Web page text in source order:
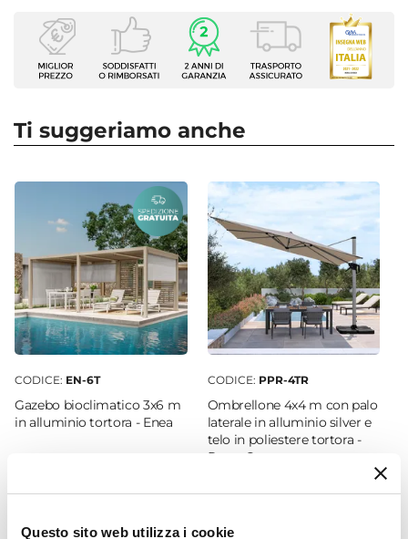
Questo sito web utilizza i cookie
momenti di inutilizzo, evitando l’esposizione a
pioggia, raggi solari e intemperie. Metti l’arredo al
riparo sotto una copertura, oppure utilizza gli
manutenzione come lecover protettive
utilizzare teli in cotone o plastica non specifici,
raccomandato, inoltre, non utilizzare prodotti
chimici aggressivi.
Caratteristiche Generali
Tipologia
Set Relax
Serie
Antracite
Verniciatura
Verniciatura a polvere epossidica
Caratteristiche Divano
Tipologia
Divano
3 posti
Larghezza
Ti suggeriamo anche
CODICE: EN-6T
Gazebo bioclimatico 3x6 m
in alluminio tortora - Enea
€ 3.060,00
CODICE: PPR-4TR
Ombrellone 4x4 m con palo
laterale in alluminio silver e
telo in poliestere tortora -
Porto Cervo
€ 432,00